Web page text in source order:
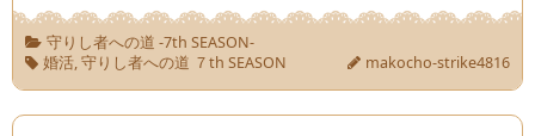
守りし者への道 -7th SEASON-
婚活,守りし者への道 ７th SEASON makocho-strike4816